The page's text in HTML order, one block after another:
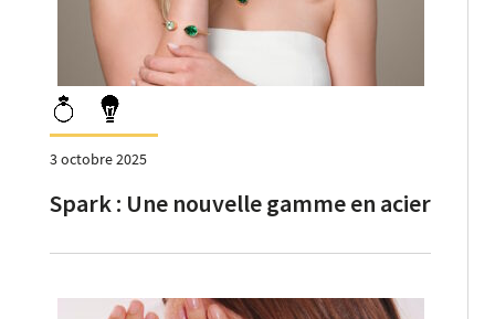
3 octobre 2025
Spark : Une nouvelle gamme en acier